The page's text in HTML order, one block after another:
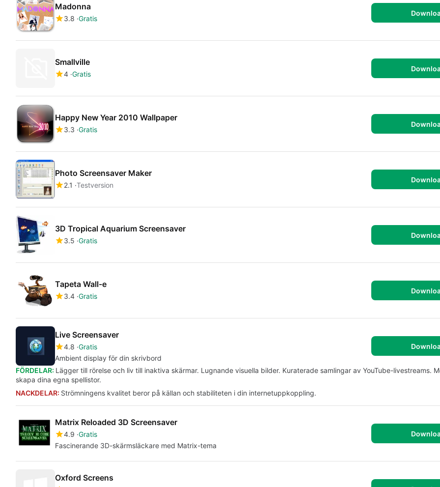
Madonna
3.8 Gratis
Smallville
4 Gratis
Happy New Year 2010 Wallpaper
3.3 Gratis
Photo Screensaver Maker
2.1 Testversion
3D Tropical Aquarium Screensaver
3.5 Gratis
Tapeta Wall-e
3.4 Gratis
Live Screensaver
4.8 Gratis
Ambient display för din skrivbord
FÖRDELAR: Lägger till rörelse och liv till inaktiva skärmar. Lugnande visuella bilder. Kuraterade samlingar av YouTube-livestreams.
skapa dina egna spellistor.
NACKDELAR: Strömningens kvalitet beror på källan och stabiliteten i din internetuppkoppling.
Matrix Reloaded 3D Screensaver
4.9 Gratis
Fascinerande 3D-skärmsläckare med Matrix-tema
Oxford Screens